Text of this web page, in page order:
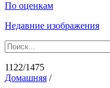
По оценкам
Недавние изображения
1122/1475
Домашняя /